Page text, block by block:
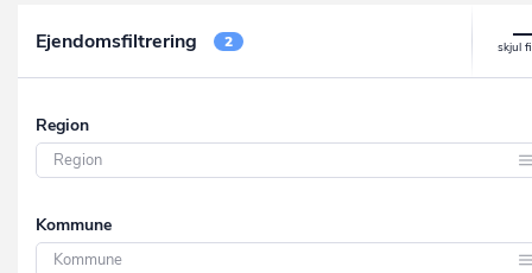
Identificer salgsklare kundeemner
Ejendomsfiltrering 2
Region
Region Midtjylland
Kommune